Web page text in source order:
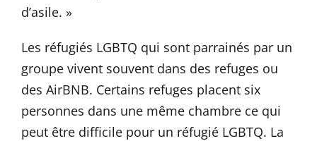
d’asile. »
Les réfugiés LGBTQ qui sont parrainés par un
groupe vivent souvent dans des refuges ou
des AirBNB. Certains refuges placent six
personnes dans une même chambre ce qui
peut être difficile pour un réfugié LGBTQ. La